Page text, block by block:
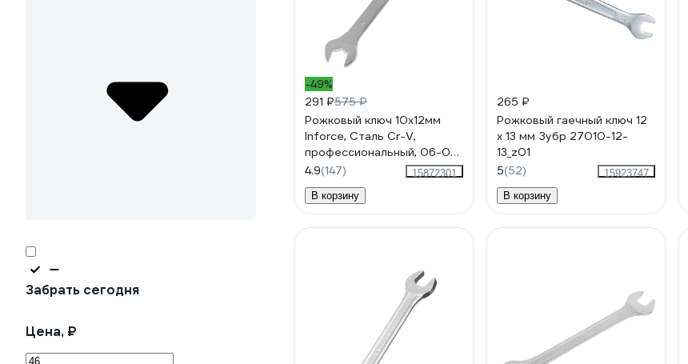
Забрать сегодня
Цена, ₽
-49%
291 ₽575 ₽
Рожковый ключ 10x12мм
Inforce, Сталь Cr-V,
профессиональный, 06-05-
58
4.9(147)
15872301
В корзину
265 ₽
Рожковый гаечный ключ 12
x 13 мм Зубр 27010-12-
13_z01
5(52)
15923747
В корзину